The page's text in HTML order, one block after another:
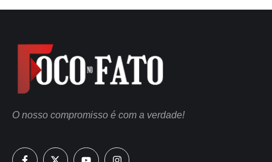
O nosso compromisso é com a verdade!